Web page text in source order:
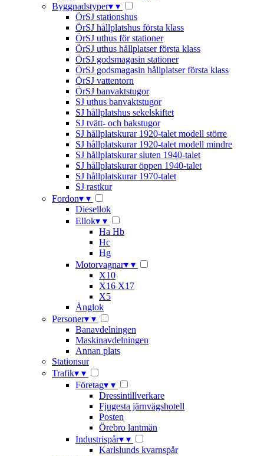
Byggnadstyper▾ ▾
ÖrSJ stationshus
ÖrSJ hållplatshus första klass
ÖrSJ uthus för stationer
ÖrSJ uthus hållplatser första klass
ÖrSJ godsmagasin stationer
ÖrSJ godsmagasin hållplatser första klass
ÖrSJ vattentorn
ÖrSJ banvaktstugor
SJ uthus banvaktstugor
SJ hållplatshus sekelskiftet
SJ tvätt- och bakstugor
SJ hållplatskurar 1920-talet modell större
SJ hållplatskurar 1920-talet modell mindre
SJ hållplatskurar sluten 1940-talet
SJ hållplatskurar öppen 1940-talet
SJ hållplatskurar 1970-talet
SJ rastkur
Fordon▾ ▾
Diesellok
Ellok▾ ▾
Ha Hb
Hc
Hg
Motorvagnar▾ ▾
X10
X16 X17
X5
Ånglok
Personer▾ ▾
Banavdelningen
Maskinavdelningen
Annan plats
Stationsur
Trafik▾ ▾
Företag▾ ▾
Dressintillverkare
Fjugesta järnvägshotell
Posten
Örebro lantmän
Industrispår▾ ▾
Karlslunds kvarnspår